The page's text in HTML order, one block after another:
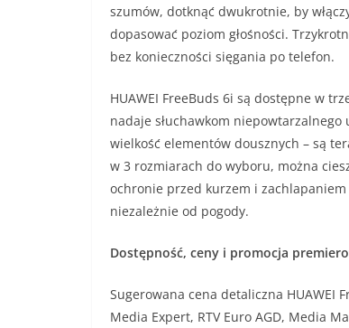
szumów, dotknąć dwukrotnie, by
dopasować poziom głośności.
bez konieczności sięgania po telefon.
HUAWEI FreeBuds 6i są dostępne w
nadaje słuchawkom
wielkość elementów dousznych – są
w 3 rozmiarach do wyboru, można
ochronie przed kurzem i
niezależnie od pogody.
Dostępność, ceny i promocja
Sugerowana cena detaliczna HUAWEI
Media Expert, RTV Euro AGD, Media